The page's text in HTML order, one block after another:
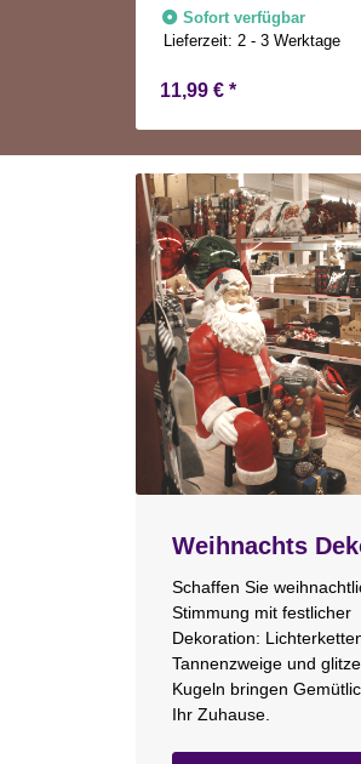
Adventskranzdeko
Sofort verfügbar
Lieferzeit: 2 - 3 Werktage
11,99 € *
Weihnachts
Schaffen Sie
Stimmung mit festlicher
Dekoration:
Tannenzweige und
Kugeln bringen
Ihr Zuhause.